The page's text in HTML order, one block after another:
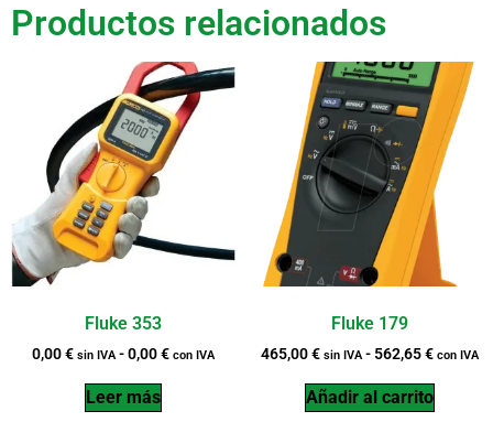
Productos relacionados
Fluke 353
0,00€ sin IVA -0,00€ con IVA
Leer más
Fluke 179
465,00€ sin IVA - 562,65€ con IVA
Añadir al carrito